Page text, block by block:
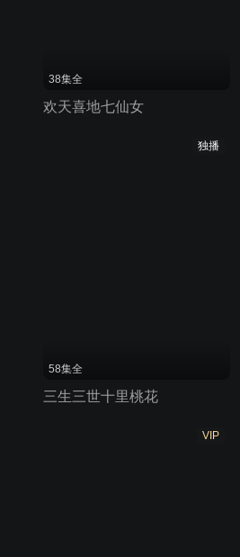
38集全
欢天喜地七仙女
独播
58集全
三生三世十里桃花
VIP